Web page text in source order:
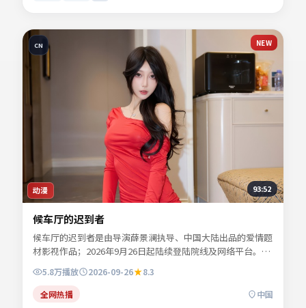
动漫
CN NEW
93:52
候车厅的迟到者
候车厅的迟到者是由导演薛景澜执导、中国大陆出品的爱情题
材影视作品；2026年9月26日起陆续登陆院线及网络平台。主
演秦牧野、沈栖迟、景行止等共同诠释一段充满转折的人物命
运。节奏张弛有度，动作场面与心理刻画交替推进。可在本站
免费高清在线观看完整剧情与主创访谈摘要。
5.8万播放 2026-09-26
8.3
全网热播
中国